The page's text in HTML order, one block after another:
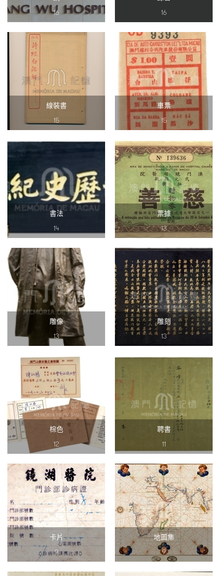
16 16
線裝書
15
車票
15
書法
14
票據
13
雕像
13
雕刻
13
棕色
12
聘書
11
卡片
9
地圖集
9